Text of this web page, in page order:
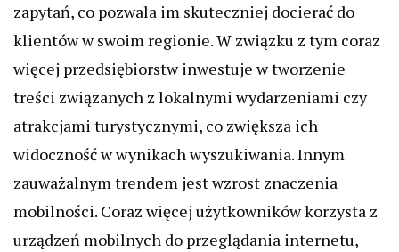
zapytań, co pozwala im skuteczniej docierać do
klientów w swoim regionie. W związku z tym coraz
więcej przedsiębiorstw inwestuje w tworzenie
treści związanych z lokalnymi wydarzeniami czy
atrakcjami turystycznymi, co zwiększa ich
widoczność w wynikach wyszukiwania. Innym
zauważalnym trendem jest wzrost znaczenia
mobilności. Coraz więcej użytkowników korzysta z
urządzeń mobilnych do przeglądania internetu,